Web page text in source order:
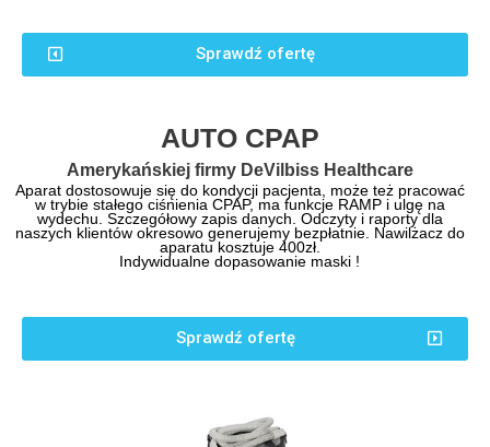
Sprawdź ofertę
AUTO CPAP
Amerykańskiej firmy DeVilbiss Healthcare
Aparat dostosowuje się do kondycji pacjenta, może też pracować
w trybie stałego ciśnienia CPAP, ma funkcje RAMP i ulgę na
wydechu. Szczegółowy zapis danych. Odczyty i raporty dla
naszych klientów okresowo generujemy bezpłatnie. Nawilżacz do
aparatu kosztuje 400zł.
Indywidualne dopasowanie maski !
Sprawdź ofertę